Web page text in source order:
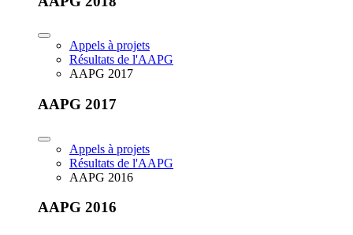
Appels à projets
Résultats de l'AAPG
AAPG 2017
AAPG 2017
Appels à projets
Résultats de l'AAPG
AAPG 2016
AAPG 2016